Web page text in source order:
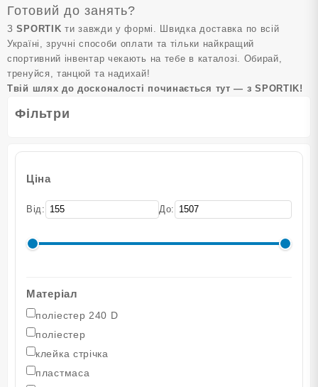
Фільтри
Ціна
Від: До:
Матеріал
поліестер 240 D
поліестер
клейка стрічка
пластмаса
Готовий до занять?
ЗSPORTIK ти завжди у формі. Швидка доставка по всій
Україні, зручні способи оплати та тільки найкращий
спортивний інвентар чекають на тебе в каталозі. Обирай,
тренуйся, танцюй та надихай!
Твій шлях до досконалості починається тут — з SPORTIK!